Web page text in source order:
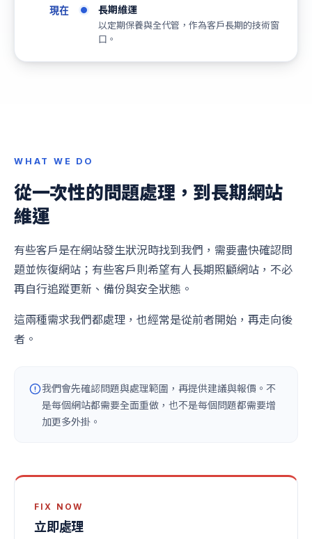
現在 長期維運
以定期保養與全代管，作為客戶長期的技術窗
口。
WHAT WE DO
從一次性的問題處理，到長期網站
維運
有些客戶是在網站發生狀況時找到我們，需要盡快確認問
題並恢復網站；有些客戶則希望有人長期照顧網站，不必
再自行追蹤更新、備份與安全狀態。
這兩種需求我們都處理，也經常是從前者開始，再走向後
者。
我們會先確認問題與處理範圍，再提供建議與報價。不
是每個網站都需要全面重做，也不是每個問題都需要增
加更多外掛。
FIX NOW
立即處理